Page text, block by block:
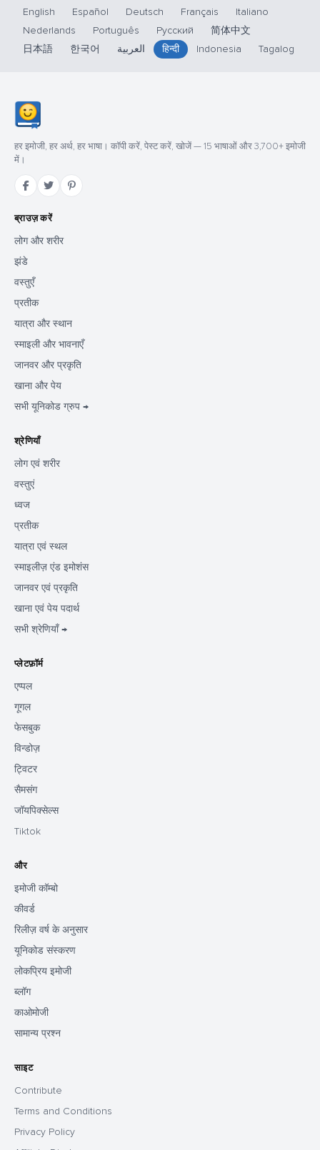
English Español Deutsch Français
Italiano
Nederlands
Português Русский
简体中文
日本語
한국어 العربية हिन्दी Indonesia Tagalog
हर इमोजी, हर अर्थ, हर भाषा। कॉपी करें, पेस्ट करें, खोजें — 15 भाषाओं और 3,700+ इमोजी
में।
ब्राउज़ करें
लोग और शरीर
झंडे
वस्तुएँ
प्रतीक
यात्रा और स्थान
स्माइली और भावनाएँ
जानवर और प्रकृति
खाना और पेय
सभी यूनिकोड ग्रुप →
श्रेणियाँ
लोग एवं शरीर
वस्तुएं
ध्वज
प्रतीक
यात्रा एवं स्थल
स्माइलीज़ एंड इमोशंस
जानवर एवं प्रकृति
खाना एवं पेय पदार्थ
सभी श्रेणियाँ →
प्लेटफ़ॉर्म
एप्पल
गूगल
फेसबुक
विन्डोज़
ट्विटर
सैमसंग
जॉयपिक्सेल्स
Tiktok
और
इमोजी कॉम्बो
कीवर्ड
रिलीज़ वर्ष के अनुसार
यूनिकोड संस्करण
लोकप्रिय इमोजी
ब्लॉग
काओमोजी
सामान्य प्रश्न
साइट
Contribute
Terms and Conditions
Privacy Policy